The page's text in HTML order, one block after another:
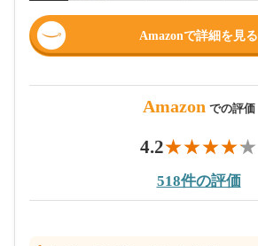
Amazonで詳細を見る
Amazon での評価
4.2
518件の評価